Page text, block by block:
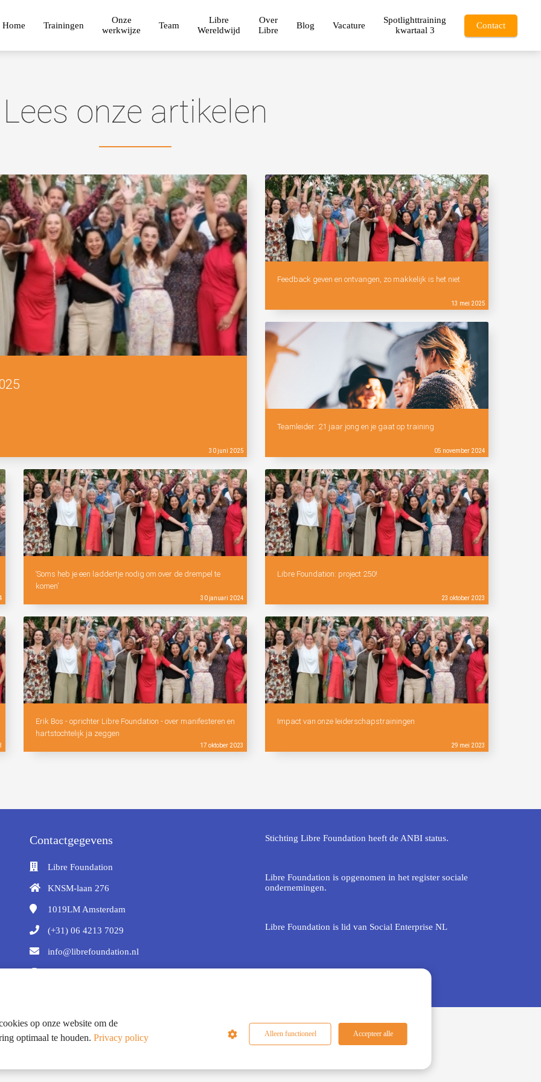
Home Trainingen
Onze
werkwijze
Team
Libre
Wereldwijd
Over
Libre
Blog Vacature
Spotlighttraining
kwartaal 3
Contact
Lees onze artikelen
30 juni 2025
Feedback geven en ontvangen, zo makkelijk is het niet
13 mei 2025
Teamleider: 21 jaar jong en je gaat op training
05 november 2024
‘Soms heb je een laddertje nodig om over de drempel te
komen’
30 januari 2024
Libre Foundation: project 250!
23 oktober 2023
Erik Bos - oprichter Libre Foundation - over manifesteren en
hartstochtelijk ja zeggen
17 oktober 2023
Impact van onze leiderschapstrainingen
29 mei 2023
Contactgegevens
Libre Foundation
KNSM-laan 276
1019LM Amsterdam
(+31) 06 4213 7029
info@librefoundation.nl
Stichting Libre Foundation heeft de ANBI status.
Libre Foundation is opgenomen in het register sociale
ondernemingen.
Libre Foundation is lid van Social Enterprise NL
op onze website om de
optimaal te houden. Privacy policy Alleen functioneel Accepteer alle